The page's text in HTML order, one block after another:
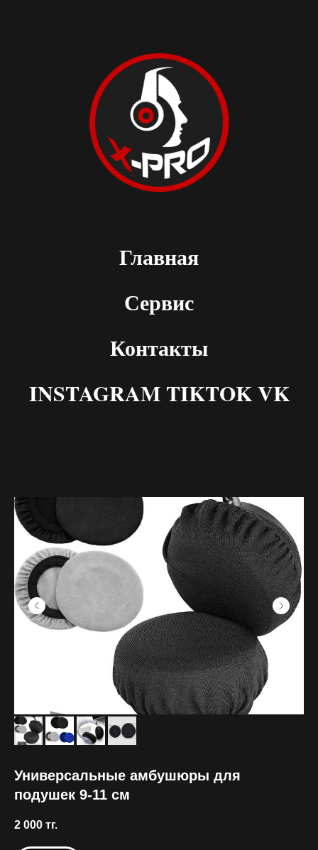
Главная
Сервис
Контакты
INSTAGRAM TIKTOK VK
Универсальные амбушюры для
подушек 9-11 см
2 000 тг.